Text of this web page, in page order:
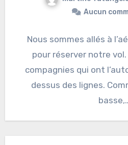
Aucun
Nous sommes allés à
pour réserver notre vol.
compagnies qui ont
dessus des lignes.